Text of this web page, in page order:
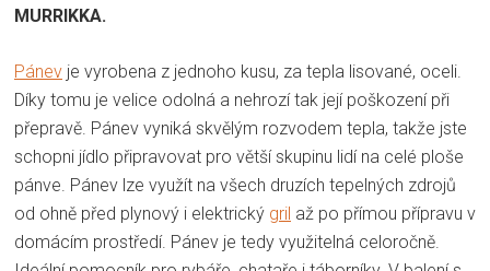
MURRIKKA.
Pánev je vyrobena z jednoho kusu, za tepla lisované, oceli.
Díky tomu je velice odolná a nehrozí tak její poškození při
přepravě. Pánev vyniká skvělým rozvodem tepla, takže jste
schopni jídlo připravovat pro větší skupinu lidí na celé ploše
pánve. Pánev lze využít na všech druzích tepelných zdrojů
od ohně před plynový i elektrický gril až po přímou přípravu v
domácím prostředí. Pánev je tedy využitelná celoročně.